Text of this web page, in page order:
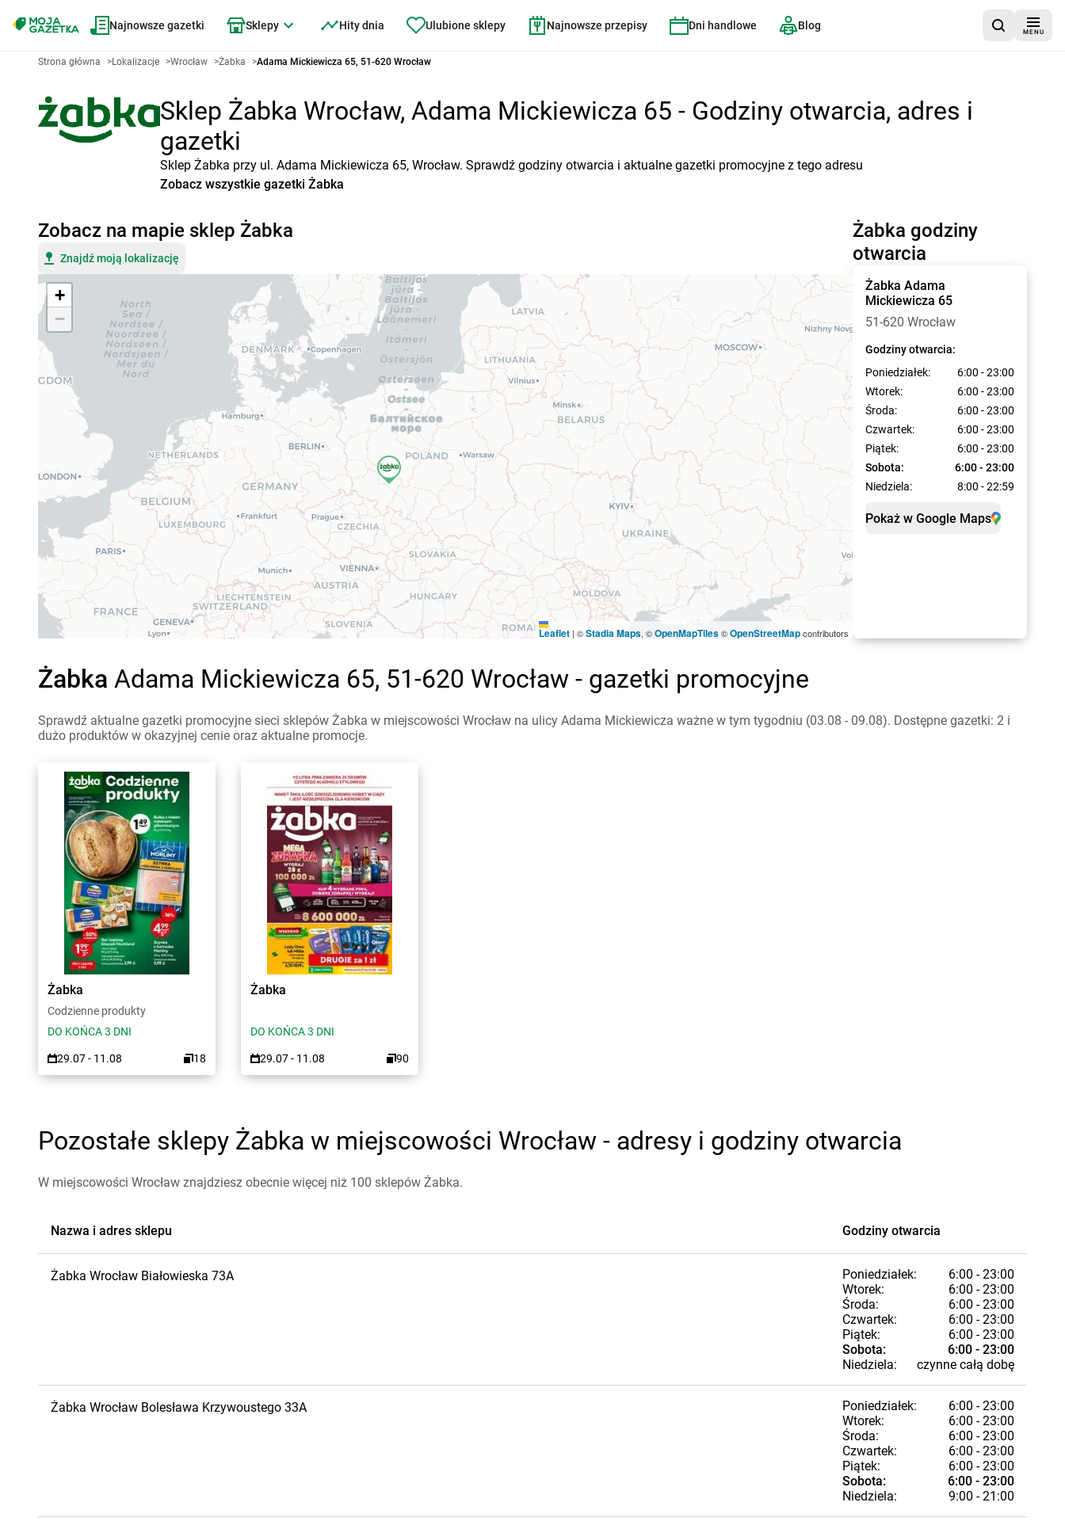
Najnowsze gazetki Sklepy Hity dnia Ulubione sklepy Najnowsze przepisy Dni handlowe Blog
MENU
Strona główna >Lokalizacje >Wrocław >Żabka >Adama Mickiewicza 65, 51-620 Wrocław
Sklep Żabka Wrocław, Adama Mickiewicza 65 - Godziny otwarcia, adres i
gazetki
Sklep Żabka przy ul. Adama Mickiewicza 65, Wrocław. Sprawdź godziny otwarcia i aktualne gazetki promocyjne z tego adresu
Zobacz wszystkie gazetki Żabka
Żabka godziny
otwarcia
Żabka Adama
Mickiewicza 65
51-620 Wrocław
Godziny otwarcia:
Poniedziałek:
6:00 - 23:00
Wtorek:
6:00 - 23:00
Środa:
6:00 - 23:00
Czwartek:
6:00 - 23:00
Piątek:
6:00 - 23:00
Sobota:
6:00 - 23:00
Niedziela:
8:00 - 22:59
Pokaż w Google Maps
Zobacz na mapie sklep Żabka
Znajdź moją lokalizację
+
−
Leaflet | ©Stadia Maps, ©OpenMapTiles©OpenStreetMapcontributors
Żabka Adama Mickiewicza 65, 51-620 Wrocław - gazetki promocyjne
Sprawdź aktualne gazetki promocyjne sieci sklepów Żabka w miejscowości Wrocław na ulicy Adama Mickiewicza ważne w tym tygodniu (03.08 - 09.08). Dostępne gazetki: 2 i
dużo produktów w okazyjnej cenie oraz aktualne promocje.
Żabka
Codzienne produkty
DO KOŃCA 3 DNI
29.07 - 11.08 18
Żabka
DO KOŃCA 3 DNI
29.07 - 11.08 90
Pozostałe sklepy Żabka w miejscowości Wrocław - adresy i godziny otwarcia
W miejscowości Wrocław znajdziesz obecnie więcej niż 100 sklepów Żabka.
Nazwa i adres sklepu Godziny otwarcia
Żabka Wrocław Białowieska 73A Poniedziałek:
6:00 - 23:00
Wtorek:
6:00 - 23:00
Środa:
6:00 - 23:00
Czwartek:
6:00 - 23:00
Piątek:
6:00 - 23:00
Sobota:
6:00 - 23:00
Niedziela:
czynne całą dobę
Żabka Wrocław Bolesława Krzywoustego 33A Poniedziałek:
6:00 - 23:00
Wtorek:
6:00 - 23:00
Środa:
6:00 - 23:00
Czwartek:
6:00 - 23:00
Piątek:
6:00 - 23:00
Sobota:
6:00 - 23:00
Niedziela:
9:00 - 21:00